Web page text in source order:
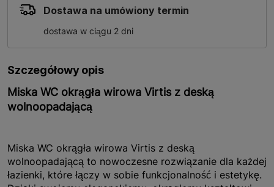
Dostawa na umówiony termin
dostawa w ciągu 2 dni
Szczegółowy opis
Miska WC okrągła wirowa Virtis z deską
wolnoopadającą
Miska WC okrągła wirowa Virtis z deską
wolnoopadającą to nowoczesne rozwiązanie dla każdej
łazienki, które łączy w sobie funkcjonalność i estetykę.